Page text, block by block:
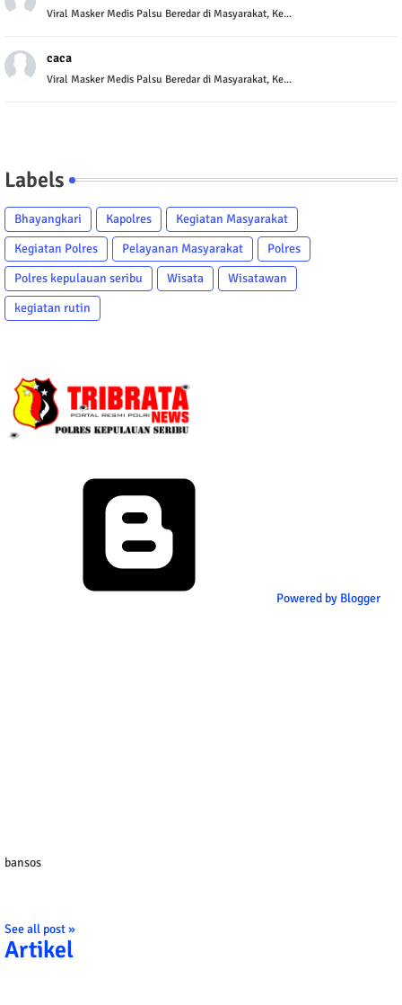
Viral Masker Medis Palsu Beredar di Masyarakat, Ke...
caca
Viral Masker Medis Palsu Beredar di Masyarakat, Ke...
Labels
Bhayangkari Kapolres
Kegiatan Masyarakat
Kegiatan Polres
Pelayanan Masyarakat
Polres
Polres kepulauan seribu
Wisata
Wisatawan
kegiatan rutin
Powered by Blogger
bansos
See all post »
Artikel